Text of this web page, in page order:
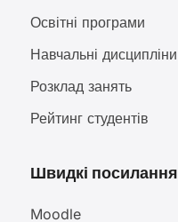
Освітні програми
Навчальні дисципліни
Розклад занять
Рейтинг студентів
Швидкі посилання
Moodle